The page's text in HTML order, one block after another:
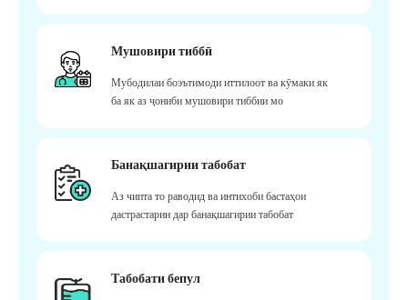
Мушовири тиббӣ
Мубодилаи боэътимоди иттилоот ва кӯмаки як
ба як аз ҷониби мушовири тиббии мо
Банақшагирии табобат
Аз чипта то раводид ва интихоби бастаҳои
дастрастарин дар банақшагирии табобат
Табобати бепул